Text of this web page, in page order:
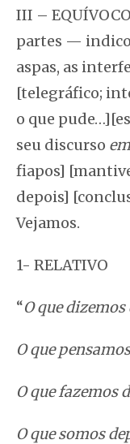
III –
partes — indico
aspas, as
[telegráfico;
o que
seu discurso
fiapos]
depois]
Vejamos.
1- RELATIVO
“O que
O que
O que fazemos
O que somos